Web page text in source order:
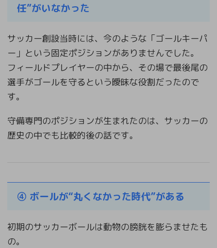
任”がいなかった
サッカー創設当時には、今のような「ゴールキーパ
ー」という固定ポジションがありませんでした。
フィールドプレイヤーの中から、その場で最後尾の
選手がゴールを守るという曖昧な役割だったので
す。
守備専門のポジションが生まれたのは、サッカーの
歴史の中でも比較的後の話です。
④ ボールが“丸くなかった時代”がある
初期のサッカーボールは動物の膀胱を膨らませたも
の。